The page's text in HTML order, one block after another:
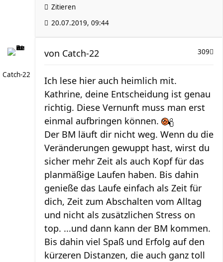
Zitieren
20.07.2019, 09:44
Catch-22
309
von Catch-22
Ich lese hier auch heimlich mit.
Kathrine, deine Entscheidung ist genau
richtig. Diese Vernunft muss man erst
einmal aufbringen können.
Der BM läuft dir nicht weg. Wenn du die
Veränderungen gewuppt hast, wirst du
sicher mehr Zeit als auch Kopf für das
planmäßige Laufen haben. Bis dahin
genieße das Laufe einfach als Zeit für
dich, Zeit zum Abschalten vom Alltag
und nicht als zusätzlichen Stress on
top. ...und dann kann der BM kommen.
Bis dahin viel Spaß und Erfolg auf den
kürzeren Distanzen, die auch ganz toll